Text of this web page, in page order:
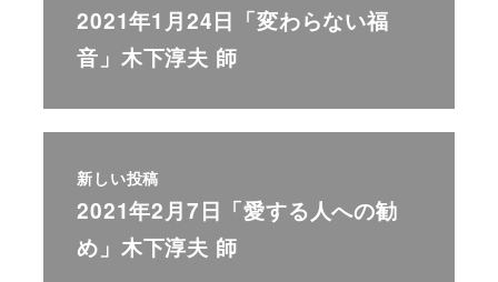
2021年1月24日「変わらない福
音」木下淳夫 師
新しい投稿
2021年2月7日「愛する人への勧
め」木下淳夫 師